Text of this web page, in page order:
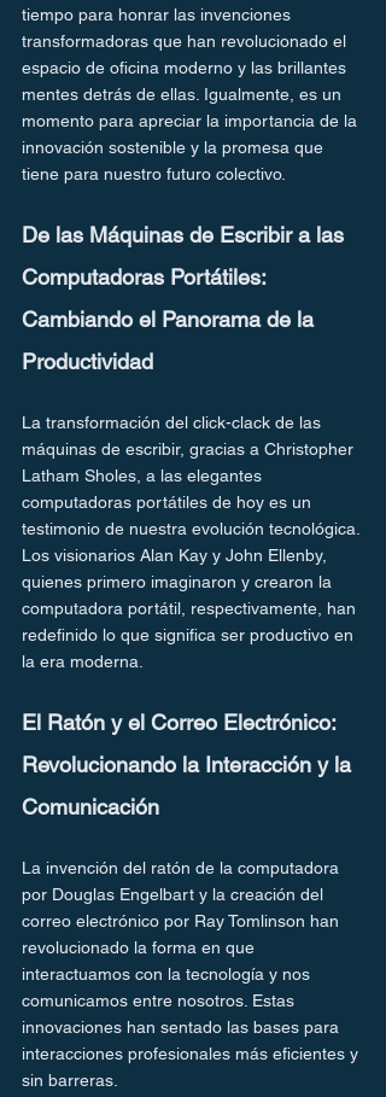
tiempo para honrar las invenciones
transformadoras que han revolucionado el
espacio de oficina moderno y las brillantes
mentes detrás de ellas. Igualmente, es un
momento para apreciar la importancia de la
innovación sostenible y la promesa que
tiene para nuestro futuro colectivo.
De las Máquinas de Escribir a las
Computadoras Portátiles:
Cambiando el Panorama de la
Productividad
La transformación del click-clack de las
máquinas de escribir, gracias a Christopher
Latham Sholes, a las elegantes
computadoras portátiles de hoy es un
testimonio de nuestra evolución tecnológica.
Los visionarios Alan Kay y John Ellenby,
quienes primero imaginaron y crearon la
computadora portátil, respectivamente, han
redefinido lo que significa ser productivo en
la era moderna.
El Ratón y el Correo Electrónico:
Revolucionando la Interacción y la
Comunicación
La invención del ratón de la computadora
por Douglas Engelbart y la creación del
correo electrónico por Ray Tomlinson han
revolucionado la forma en que
interactuamos con la tecnología y nos
comunicamos entre nosotros. Estas
innovaciones han sentado las bases para
interacciones profesionales más eficientes y
sin barreras.